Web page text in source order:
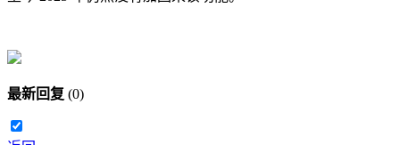
最新回复 (0)